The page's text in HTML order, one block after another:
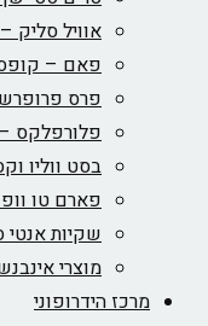
אוויל סליק
פאם –
פרס
פלורפלקס
בסט ווליו
פארם טו
שקיות
מוצרי
מרכז הידרופוני